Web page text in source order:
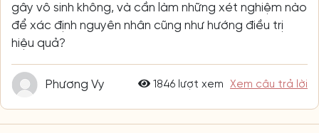
gây vô sinh không, và cần làm những xét nghiệm nào
để xác định nguyên nhân cũng như hướng điều trị
hiệu quả?
Phương Vy 1846 lượt xem Xem câu trả lời